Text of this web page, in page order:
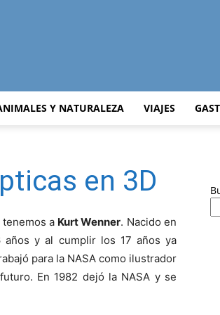
Curiosidades
Curiosas
del
Y NATURALEZA VIAJES
en 3D
a Kurt Wenner. Nacido en
y al cumplir los 17 años ya
para la NASA como ilustrador
En 1982 dejó la NASA y se